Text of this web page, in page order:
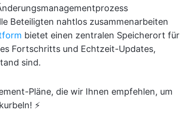
Beteiligten nahtlos zusammenarbeiten
bietet einen zentralen Speicherort für
Fortschritts und Echtzeit-Updates,
sind.
Pläne, die wir Ihnen empfehlen, um
⚡️